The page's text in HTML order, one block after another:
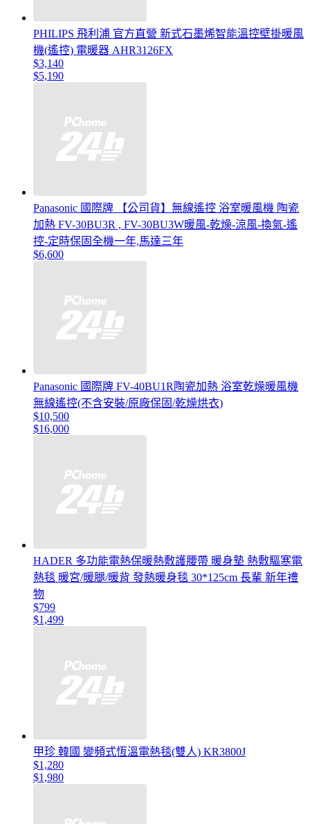
PHILIPS 飛利浦 官方直營 新式石墨烯智能溫控壁掛暖風
機(遙控) 電暖器 AHR3126FX
$3,140
$5,190
Panasonic 國際牌 【公司貨】無線遙控 浴室暖風機 陶瓷
加熱 FV-30BU3R , FV-30BU3W暖風-乾燥-涼風-換氣-遙
控-定時保固全機一年,馬達三年
$6,600
Panasonic 國際牌 FV-40BU1R陶瓷加熱 浴室乾燥暖風機
無線遙控(不含安裝/原廠保固/乾燥烘衣)
$10,500
$16,000
HADER 多功能電熱保暖熱敷護腰帶 暖身墊 熱敷驅寒電
熱毯 暖宮/暖腿/暖背 發熱暖身毯 30*125cm 長輩 新年禮
物
$799
$1,499
甲珍 韓國 變頻式恆溫電熱毯(雙人) KR3800J
$1,280
$1,980